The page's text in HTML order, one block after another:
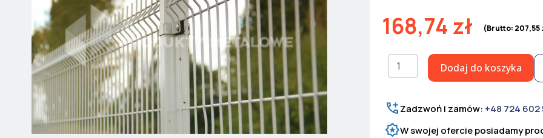
168,74 zł (Brutto: 207,55
ilość
Słupek
ogrodzeniowy
paneli
H=2600
Dodaj do koszyka
Zadzwoń i zamów: +48 724 602
W swojej ofercie posiadamy